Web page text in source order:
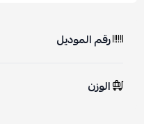
رقم الموديل
الوزن